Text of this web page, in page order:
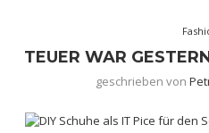
TEUER WAR
geschrieben von